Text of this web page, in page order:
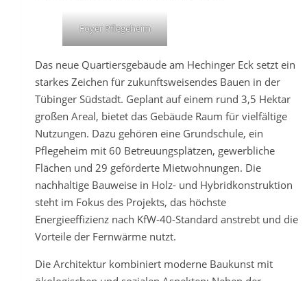
Foyer Pflegeheim
Das neue Quartiersgebäude am Hechinger Eck setzt ein
starkes Zeichen für zukunftsweisendes Bauen in der
Tübinger Südstadt. Geplant auf einem rund 3,5 Hektar
großen Areal, bietet das Gebäude Raum für vielfältige
Nutzungen. Dazu gehören eine Grundschule, ein
Pflegeheim mit 60 Betreuungsplätzen, gewerbliche
Flächen und 29 geförderte Mietwohnungen. Die
nachhaltige Bauweise in Holz- und Hybridkonstruktion
steht im Fokus des Projekts, das höchste
Energieeffizienz nach KfW-40-Standard anstrebt und die
Vorteile der Fernwärme nutzt.
Die Architektur kombiniert moderne Baukunst mit